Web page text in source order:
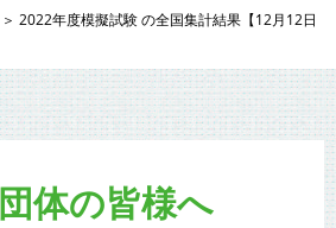
＞ 2022年度模擬試験 の全国集計結果【12月12日
体の皆様へ